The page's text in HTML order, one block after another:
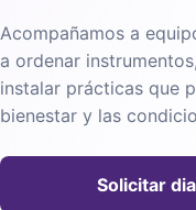
Acompañamos a
a ordenar
instalar prácticas que
bienestar y las
Solicitar